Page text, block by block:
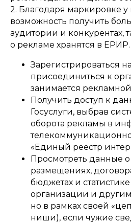
2. Благодаря маркировке у
возможность получить
аудитории и конкурентах,
о рекламе хранятся в
Зарегистрироваться
присоединиться к
занимается
Получить доступ к
Госуслуги, выбрав
оборота рекламы в
«Единый реестр
Просмотреть данные
размещениях,
бюджетах и
организации и
но в рамках своей
ниши), если чужие